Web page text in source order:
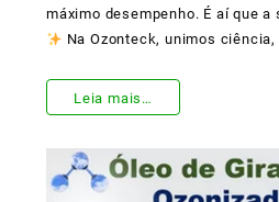
máximo desempenho. É aí que
Na Ozonteck, unimos
da
Leia mais…